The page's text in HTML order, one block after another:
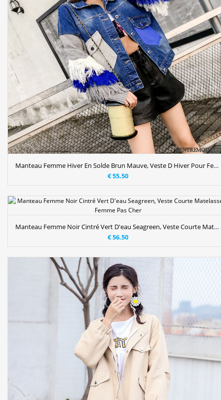
Manteau Femme Hiver En Solde Brun Mauve, Veste D Hiver Pour Femme
€ 55.50
Manteau Femme Noir Cintré Vert D'eau Seagreen, Veste Courte Matelassée Femme Pas Cher
€ 56.50